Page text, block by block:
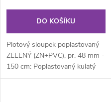
DO KOŠÍKU
Plotový sloupek poplastovaný
ZELENÝ (ZN+PVC), pr. 48 mm -
150 cm: Poplastovaný kulatý
plotový sloupek průměru 48